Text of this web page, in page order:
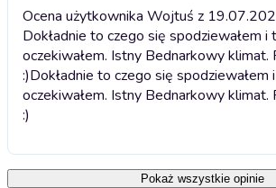
Ocena użytkownika Wojtuś z
Dokładnie to czego się spodziewałem i
oczekiwałem. Istny Bednarkowy klimat.
:)Dokładnie to czego się spodziewałem
oczekiwałem. Istny Bednarkowy klimat.
:)
Pokaż wszystkie opinie